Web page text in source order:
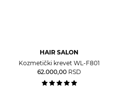
HAIR SALON
Kozmetički krevet WL-F801
62.000,00 RSD